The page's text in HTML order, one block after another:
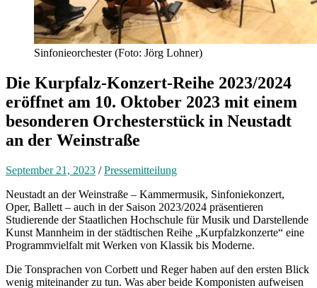
Sinfonieorchester (Foto: Jörg Lohner)
Die Kurpfalz-Konzert-Reihe 2023/2024
eröffnet am 10. Oktober 2023 mit einem
besonderen Orchesterstück in Neustadt
an der Weinstraße
September 21, 2023 /Pressemitteilung
Neustadt an der Weinstraße – Kammermusik, Sinfoniekonzert,
Oper, Ballett – auch in der Saison 2023/2024 präsentieren
Studierende der Staatlichen Hochschule für Musik und Darstellende
Kunst Mannheim in der städtischen Reihe „Kurpfalzkonzerte“ eine
Programmvielfalt mit Werken von Klassik bis Moderne.
Die Tonsprachen von Corbett und Reger haben auf den ersten Blick
wenig miteinander zu tun. Was aber beide Komponisten aufweisen